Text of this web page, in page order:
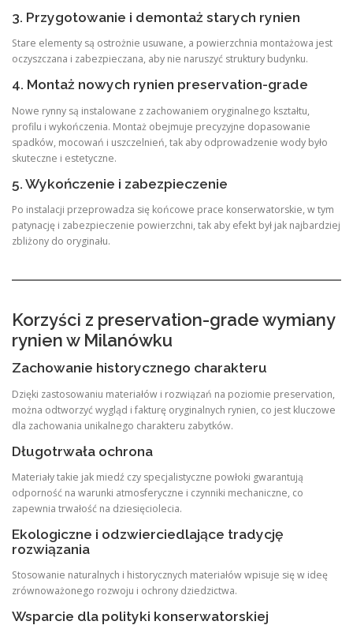
3. Przygotowanie i demontaż starych rynien
Stare elementy są ostrożnie usuwane, a powierzchnia montażowa jest
oczyszczana i zabezpieczana, aby nie naruszyć struktury budynku.
4. Montaż nowych rynien preservation-grade
Nowe rynny są instalowane z zachowaniem oryginalnego kształtu,
profilu i wykończenia. Montaż obejmuje precyzyjne dopasowanie
spadków, mocowań i uszczelnień, tak aby odprowadzenie wody było
skuteczne i estetyczne.
5. Wykończenie i zabezpieczenie
Po instalacji przeprowadza się końcowe prace konserwatorskie, w tym
patynację i zabezpieczenie powierzchni, tak aby efekt był jak najbardziej
zbliżony do oryginału.
Korzyści z preservation-grade wymiany
rynien w Milanówku
Zachowanie historycznego charakteru
Dzięki zastosowaniu materiałów i rozwiązań na poziomie preservation,
można odtworzyć wygląd i fakturę oryginalnych rynien, co jest kluczowe
dla zachowania unikalnego charakteru zabytków.
Długotrwała ochrona
Materiały takie jak miedź czy specjalistyczne powłoki gwarantują
odporność na warunki atmosferyczne i czynniki mechaniczne, co
zapewnia trwałość na dziesięciolecia.
Ekologiczne i odzwierciedlające tradycję
rozwiązania
Stosowanie naturalnych i historycznych materiałów wpisuje się w ideę
zrównoważonego rozwoju i ochrony dziedzictwa.
Wsparcie dla polityki konserwatorskiej